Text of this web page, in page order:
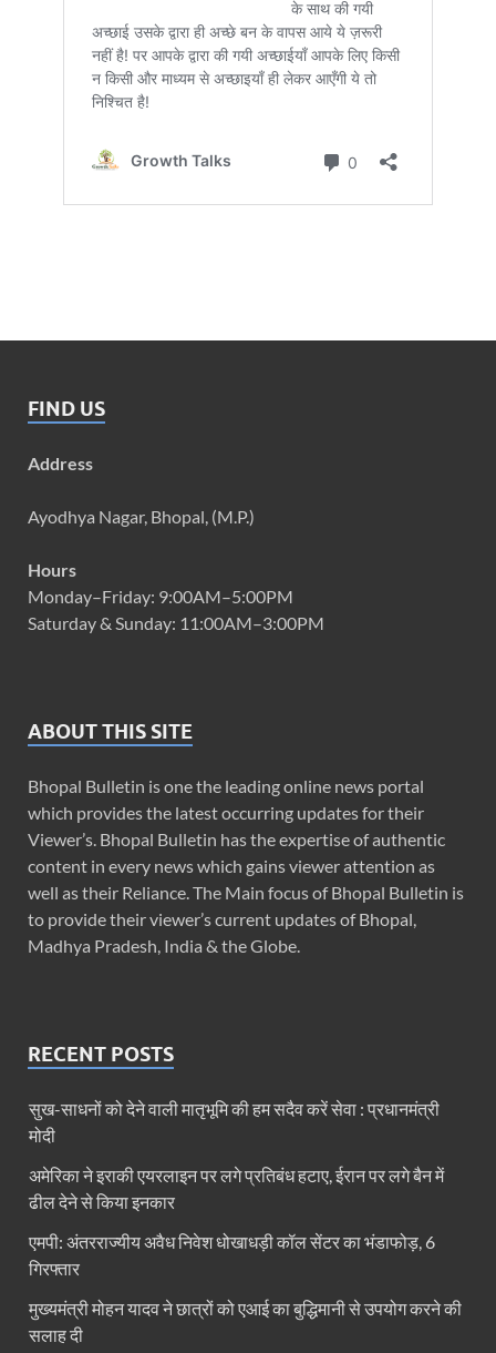
FIND US
Address
Ayodhya Nagar, Bhopal, (M.P.)
Hours
Monday–Friday: 9:00AM–5:00PM
Saturday & Sunday: 11:00AM–3:00PM
ABOUT THIS SITE
Bhopal Bulletin is one the leading online news portal
which provides the latest occurring updates for their
Viewer’s. Bhopal Bulletin has the expertise of authentic
content in every news which gains viewer attention as
well as their Reliance. The Main focus of Bhopal Bulletin is
to provide their viewer’s current updates of Bhopal,
Madhya Pradesh, India & the Globe.
RECENT POSTS
सुख-साधनों को देने वाली मातृभूमि की हम सदैव करें सेवा : प्रधानमंत्री
मोदी
अमेरिका ने इराकी एयरलाइन पर लगे प्रतिबंध हटाए, ईरान पर लगे बैन में
ढील देने से किया इनकार
एमपी: अंतरराज्यीय अवैध निवेश धोखाधड़ी कॉल सेंटर का भंडाफोड़, 6
गिरफ्तार
मुख्यमंत्री मोहन यादव ने छात्रों को एआई का बुद्धिमानी से उपयोग करने की
सलाह दी